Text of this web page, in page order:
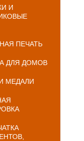
И
ПЕЧАТЬ
ДЛЯ ДОМОВ
МЕДАЛИ